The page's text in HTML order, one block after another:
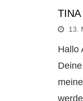
TINA
13.
Hallo